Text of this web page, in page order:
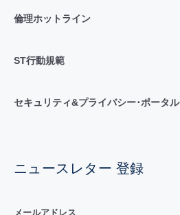
倫理ホットライン
ST行動規範
セキュリティ&プライバシー･ポータル
ニュースレター 登録
メールアドレス